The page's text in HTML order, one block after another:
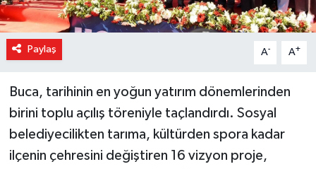
Paylaş A- A+
Buca, tarihinin en yoğun yatırım dönemlerinden
birini toplu açılış töreniyle taçlandırdı. Sosyal
belediyecilikten tarıma, kültürden spora kadar
ilçenin çehresini değiştiren 16 vizyon proje,